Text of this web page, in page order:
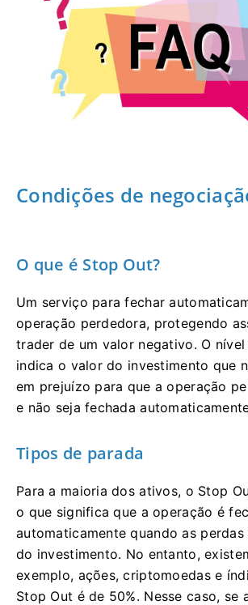
Condições de
O que é Stop Out?
Um serviço para fechar
operação perdedora, protegendo
trader de um valor negativo. O
indica o valor do investimento que
em prejuízo para que a operação
e não seja fechada
Tipos de parada
Para a maioria dos ativos, o Stop
o que significa que a operação é
automaticamente quando as perdas
do investimento. No entanto,
exemplo, ações, criptomoedas e
Stop Out é de 50%. Nesse caso, se